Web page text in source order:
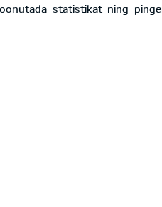
statistikat ning